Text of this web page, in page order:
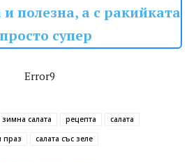
и полезна, а с ракийката
супер
Error9
зимна салата рецепта
салата
праз
салата със зеле